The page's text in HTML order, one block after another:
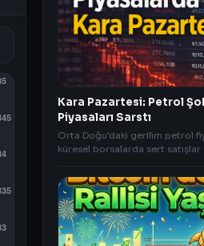
Kara Pazartesi: Petrol
Piyasaları Sarstı
Orta Doğu'daki gerilim petrol
küresel borsalarda sert